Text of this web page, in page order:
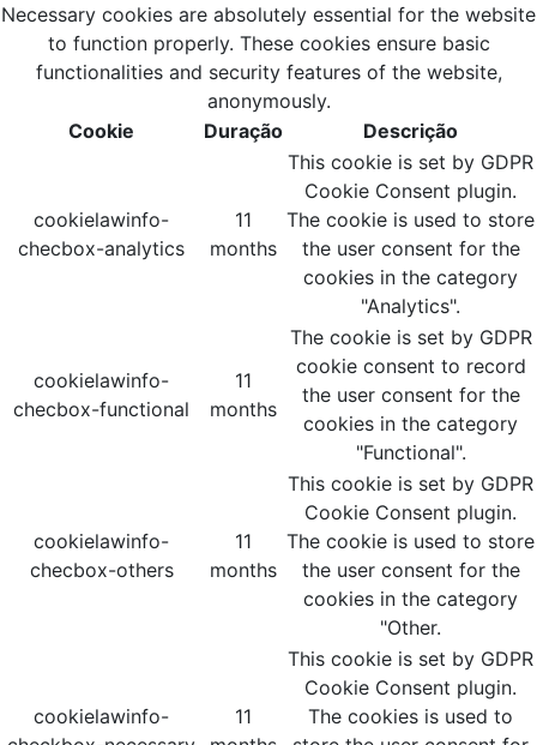
Necessary cookies are absolutely essential for the website
to function properly. These cookies ensure basic
functionalities and security features of the website,
anonymously.
Cookie
Duração Descrição
cookielawinfo-
checbox-analytics
11
months
This cookie is set by GDPR
Cookie Consent plugin.
The cookie is used to store
the user consent for the
cookies in the category
"Analytics".
cookielawinfo-
checbox-functional
11
months
The cookie is set by GDPR
cookie consent to record
the user consent for the
cookies in the category
"Functional".
cookielawinfo-
checbox-others
11
months
This cookie is set by GDPR
Cookie Consent plugin.
The cookie is used to store
the user consent for the
cookies in the category
"Other.
cookielawinfo-
11
This cookie is set by GDPR
Cookie Consent plugin.
The cookies is used to